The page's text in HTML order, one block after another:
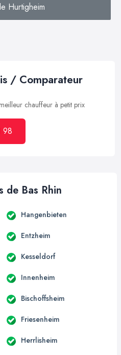
Hurtigheim
/ Comparateur
chauffeur à petit prix
98
de Bas Rhin
Hangenbieten
Entzheim
Kesseldorf
Innenheim
Bischoffsheim
Friesenheim
Herrlisheim